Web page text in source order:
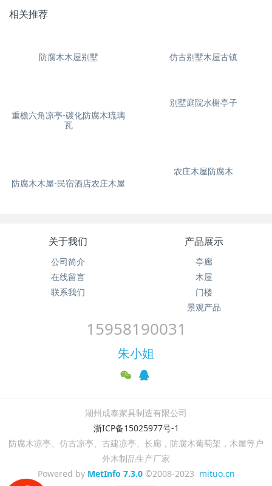
相关推荐
防腐木木屋别墅 仿古别墅木屋古镇
重檐六角凉亭-碳化防腐木琉璃
瓦
别墅庭院水榭亭子
防腐木木屋-民宿酒店农庄木屋
农庄木屋防腐木
关于我们
公司简介
在线留言
联系我们
产品展示
亭廊
木屋
门楼
景观产品
15958190031
朱小姐
湖州成泰家具制造有限公司
浙ICP备15025977号-1
防腐木凉亭、仿古凉亭、古建凉亭、长廊，防腐木葡萄架，木屋等户
外木制品生产厂家
Powered by MetInfo 7.3.0©2008-2023 mituo.cn